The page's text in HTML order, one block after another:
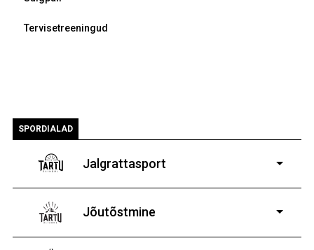
Tervisetreeningud
SPORDIALAD
Jalgrattasport
vanematele poistele ja tüdrukutele
Jõutõstmine